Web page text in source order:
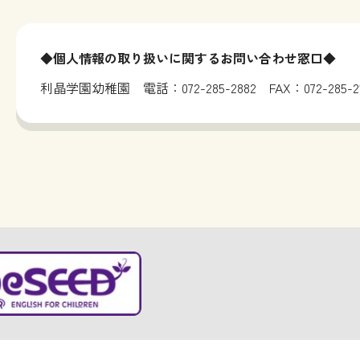
◆個人情報の取り扱いに関するお問い合わせ窓口◆
利晶学園幼稚園 電話：072-285-2882 FAX：072-285-